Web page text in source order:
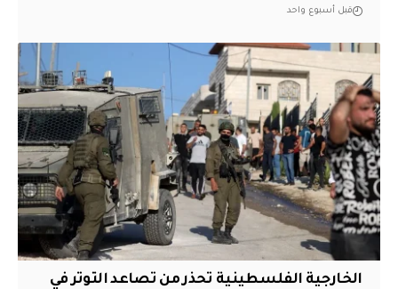
قبل أسبوع واحد
الخارجية الفلسطينية تحذر من تصاعد التوتر في